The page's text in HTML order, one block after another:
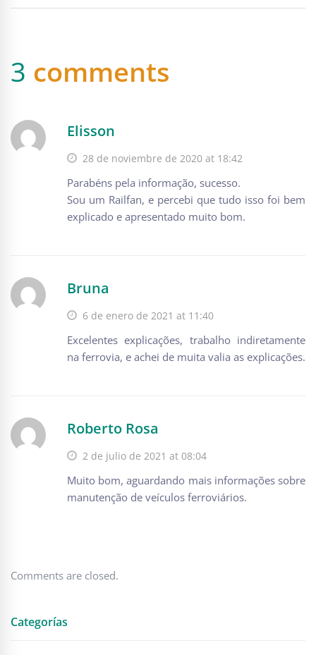
Categorías
3 comments
Elisson
28 de noviembre de 2020 at 18:42
Parabéns pela informação, sucesso.
Sou um Railfan, e percebi que tudo isso foi bem
explicado e apresentado muito bom.
Bruna
6 de enero de 2021 at 11:40
Excelentes explicações, trabalho indiretamente
na ferrovia, e achei de muita valia as explicações.
Roberto Rosa
2 de julio de 2021 at 08:04
Muito bom, aguardando mais informações sobre
manutenção de veículos ferroviários.
Comments are closed.